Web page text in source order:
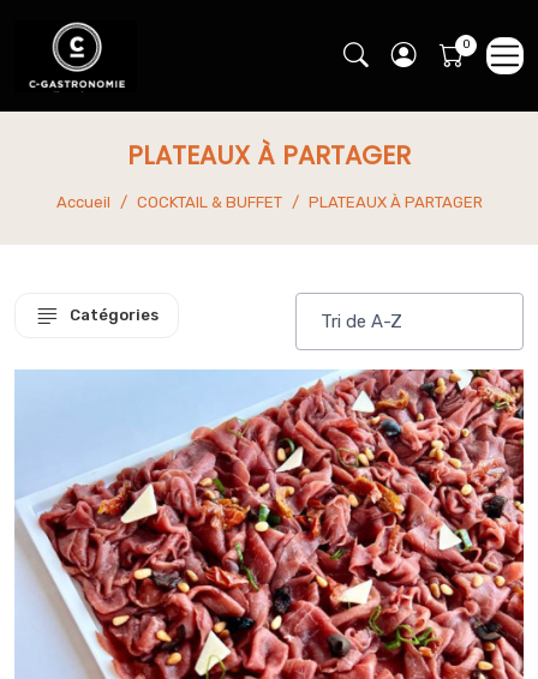
PLATEAUX À PARTAGER
Accueil COCKTAIL & BUFFET PLATEAUX À PARTAGER
Catégories